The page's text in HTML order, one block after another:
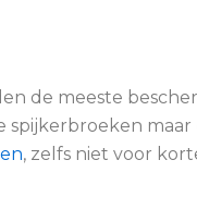
de meeste
spijkerbroeken
, zelfs niet voor